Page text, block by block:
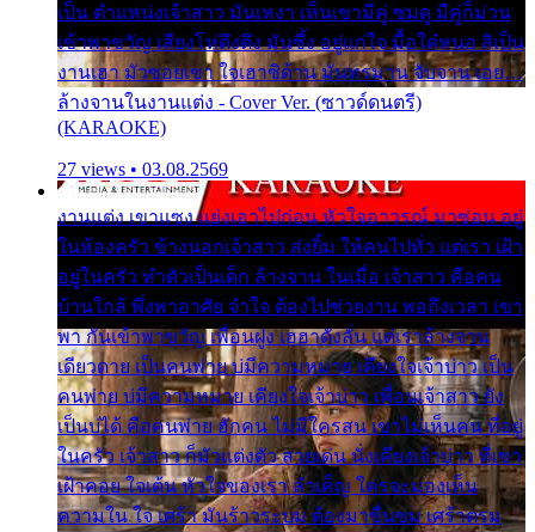
เป็น ตำแหน่งเจ้าสาว มันเหงา เห็นเขามีคู่ ซมดู มีคู่ก็ม่วน
เข้าพาขวัญ เสียงโห่ตึงตึง มันซึ้ง อยู่แก่ใจ มื้อใด๋หนอ สิเป็น
งานเฮา มัวซอยเขา ใจเฮาซิด้าน มันทรมาน จับจาน เอย…
ล้างจานในงานแต่ง - Cover Ver. (ซาวด์ดนตรี)
(KARAOKE)
27 views • 03.08.2569
งานแต่ง เขาแซง แย่งเอาไปก่อน หัวใจอาวรณ์ มาซ่อน อยู่
ในห้องครัว ข้างนอกเจ้าสาว ส่งยิ้ม ให้คนไปทั่ว แต่เรา เฝ้า
อยู่ในครัว ทำตัวเป็นเด็ก ล้างจาน ในเมื่อ เจ้าสาว คือคน
บ้านใกล้ พึ่งพาอาศัย จำใจ ต้องไปช่วยงาน พอถึงเวลา เขา
พา กันเข้าพาขวัญ เพื่อนฝูง เฮฮาดังลั่น แต่เราล้างจาน
เดียวดาย เป็นคนพ่าย บ่มีความหมาย เคียงใจเจ้าบ่าว เป็น
คนพ่าย บ่มีความหมาย เคียงใจเจ้าบ่าว เพื่อนเจ้าสาว ยัง
เป็นบ่ได้ คือคนพ่าย ฮักคน ไม่มีใครสน เขาไม่เห็นคน ที่อยู่
ในครัว เจ้าสาว ก็มัวแต่งตัว สวยเด่น นั่งเคียงเจ้าบ่าว ที่เขา
เฝ้าคอย ใจเต้น หัวใจของเรา ลำเค็ญ ใครจะมองเห็น
ความใน ใจ เศร้า มันร้าวระบม ต้องมาขื่นขม เศร้าตรม